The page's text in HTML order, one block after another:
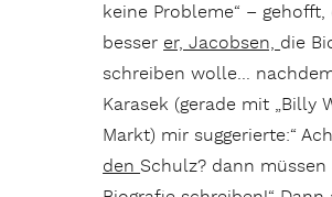
keine Probleme“ –
besserer, Jacobsen,die
schreiben wolle…
Karasek (gerade mit „Billy
Markt) mir suggerierte:“
denSchulz? dann müssen